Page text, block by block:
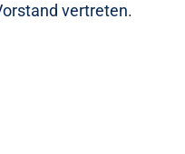
vertreten.